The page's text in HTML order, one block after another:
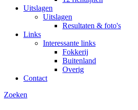
Uitslagen
Uitslagen
Resultaten & foto's
Links
Interessante links
Fokkerij
Buitenland
Overig
Contact
Zoeken